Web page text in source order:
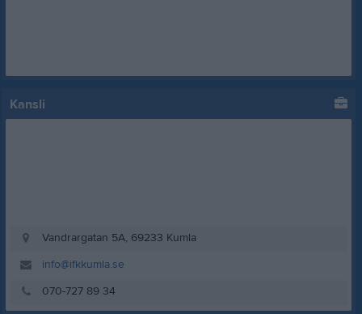
Kansli
Vandrargatan 5A, 69233 Kumla
info@ifkkumla.se
070-727 89 34